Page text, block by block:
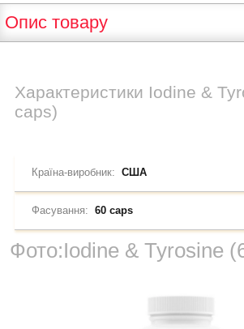
Опис товару
Характеристики Iodine &
caps)
Країна-виробник: США
Фасування: 60 caps
Фото:Iodine & Tyrosine